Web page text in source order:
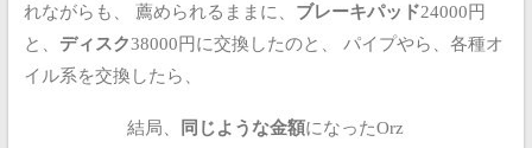
れながらも、
薦められるままに、 ブレーキパッド24000円
と、 ディスク38000円に交換したのと、
パイプやら、各種オ
イル系を交換したら、
結局、 同じような金額になったOrz